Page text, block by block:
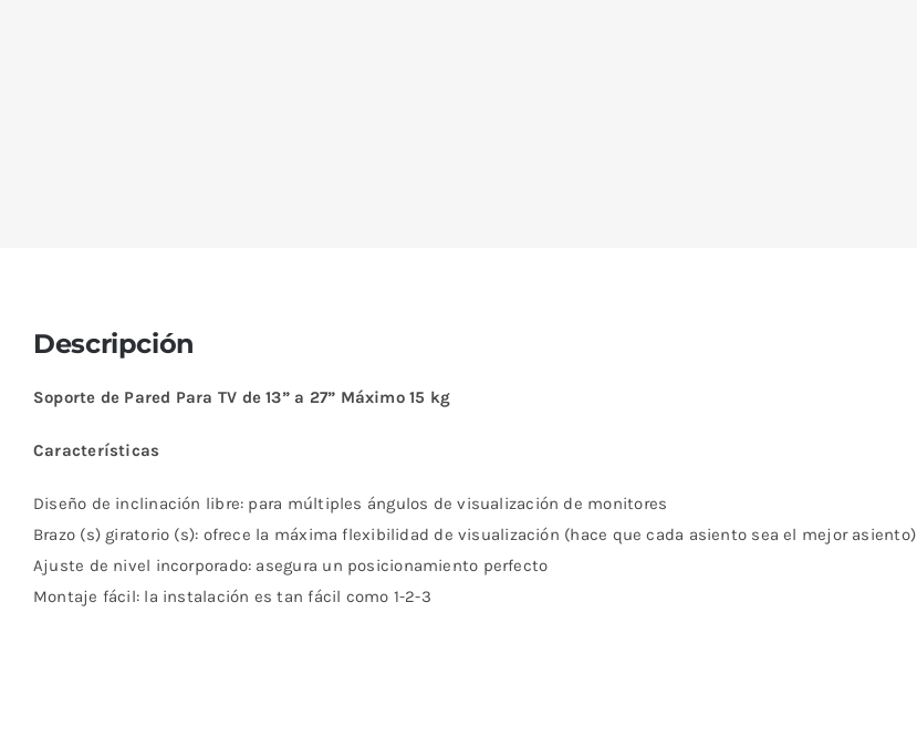
Descripción
Soporte de Pared Para TV de 13” a 27” Máximo 15 kg
Características
Diseño de inclinación libre: para múltiples ángulos de visualización de monitores
Brazo (s) giratorio (s): ofrece la máxima flexibilidad de visualización (hace que cada asiento sea el mejor asiento)
Ajuste de nivel incorporado: asegura un posicionamiento perfecto
Montaje fácil: la instalación es tan fácil como 1-2-3